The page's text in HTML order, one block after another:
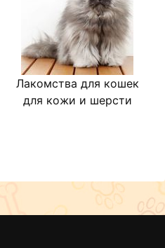
Лакомства для кошек
для кожи и шерсти